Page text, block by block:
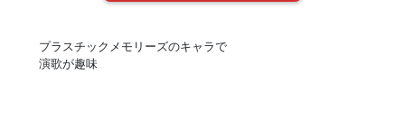
プラスチックメモリーズのキャラで
演歌が趣味